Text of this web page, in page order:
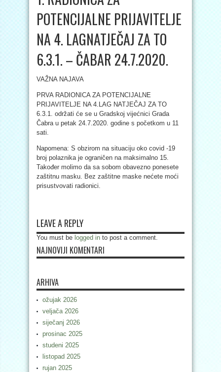
POTENCIJALNE PRIJAVITELJE
NA 4. LAGNATJEČAJ ZA TO
6.3.1. – ČABAR 24.7.2020.
VAŽNA NAJAVA
PRVA RADIONICA ZA POTENCIJALNE
PRIJAVITELJE NA 4.LAG NATJEČAJ ZA TO
6.3.1. održati će se u Gradskoj vijećnici Grada
Čabra u petak 24.7.2020. godine s početkom u 11
sati.
Napomena: S obzirom na situaciju oko covid -19
broj polaznika je ograničen na maksimalno 15.
Također molimo da sa sobom obavezno ponesete
zaštitnu masku. Bez zaštitne maske nećete moći
prisustvovati radionici.
LEAVE A REPLY
You must be logged in to post a comment.
NAJNOVIJI KOMENTARI
ARHIVA
ožujak 2026
veljača 2026
siječanj 2026
prosinac 2025
studeni 2025
listopad 2025
rujan 2025